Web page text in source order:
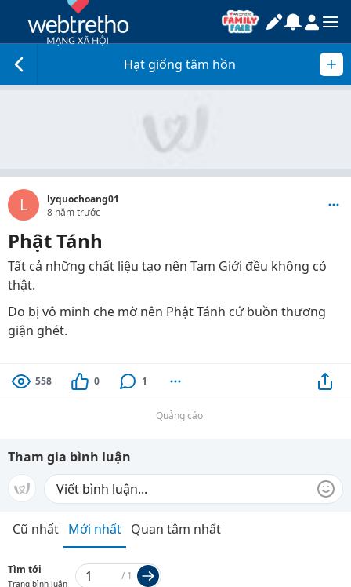
Hạt giống tâm hồn
L
lyquochoang01
8 năm trước
Phật Tánh
Tất cả những chất liệu tạo nên Tam Giới đều không có
thật.
Do bị vô minh che mờ nên Phật Tánh cứ buồn thương
giận ghét.
558 0 1
Quảng cáo
Tham gia bình luận
Cũ nhất Mới nhất Quan tâm nhất
Tìm tới
Trang bình luận
/ 1